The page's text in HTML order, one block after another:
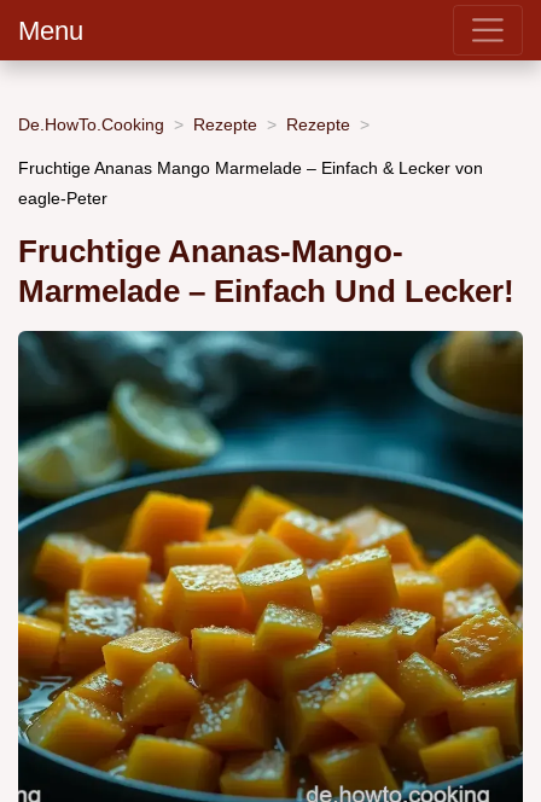
Menu
De.HowTo.Cooking Rezepte Rezepte
Fruchtige Ananas Mango Marmelade – Einfach & Lecker von
eagle-Peter
Fruchtige Ananas-Mango-
Marmelade – Einfach Und Lecker!